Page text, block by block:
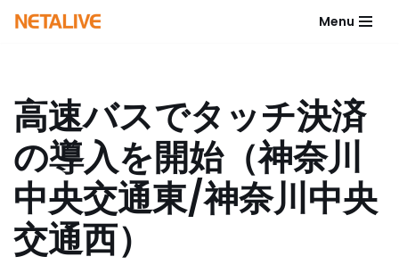
ン
ツ
へ
ス
キ
ッ
プ
Menu
高速バスでタッチ決済
の導入を開始（神奈川
中央交通東/神奈川中央
交通西）